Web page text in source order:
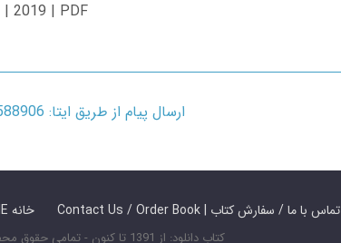
| 2019 | PDF
ارسال پیام از طریق ایتا: 09390588906
HOME خانه Contact Us / Order Book | تماس با ما / سفارش کتاب
کتاب دانلود: از 1391 تا کنون - تمامی حقوق محفوظ است